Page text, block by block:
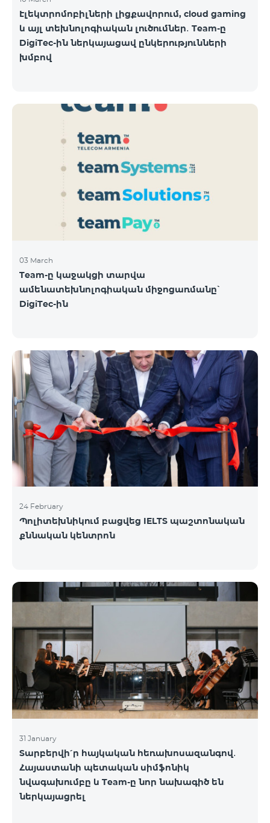
Էլեկտրոմոբիլների լիցքավորում, cloud gaming
և այլ տեխնոլոգիական լուծումներ․ Team-ը
DigiTec-ին ներկայացավ ընկերությունների
խմբով
03 March
Team-ը կաջակցի տարվա
ամենատեխնոլոգիական միջոցառմանը՝
DigiTec-ին
24 February
Պոլիտեխնիկում բացվեց IELTS պաշտոնական
քննական կենտրոն
31 January
Տարբերվի՛ր հայկական հեռախոսազանգով․
Հայաստանի պետական սիմֆոնիկ
նվագախումբը և Team-ը նոր նախագիծ են
ներկայացրել